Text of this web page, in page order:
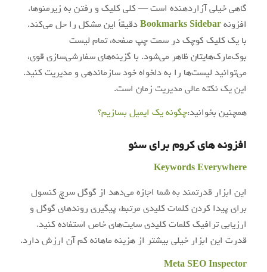
گاهی خیلی آزاردهنده است — کلی کلیک و رفتن به زیرمنوها.
افزونهBookmarks Sidebarدقیقاً این مشکل را حل می‌کند.
با یک کلیک کوچک در سمت چپ صفحه، تمام لیست
بوک‌مارک‌هایتان ظاهر می‌شود. با گزینه‌های سفارشی‌سازی قوی،
می‌توانید لیست‌ها را به دلخواه خود سازماندهی و مدیریت کنید.
این یک نکته عالی مدیریت زمان است.
همچنین بخوانید:چگونه یک ایمیل بسازیم؟
افزونه های کروم برای سئو
Keywords Everywhere
این ابزار قدرتمند به شما اجازه می‌دهد از گوگل سرچ کنسول
برای پیدا کردن کلمات کلیدی مرتبط، پیگیری روندهای گوگل و
ارزیابی ترافیک کلمات کلیدی سایت‌های خاص استفاده کنید.
قدرت این ابزار خیلی بیشتر از هزینه ماهانه کم آن ارزش دارد.
Meta SEO Inspector